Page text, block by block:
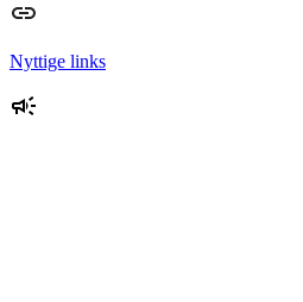
Nyttige links